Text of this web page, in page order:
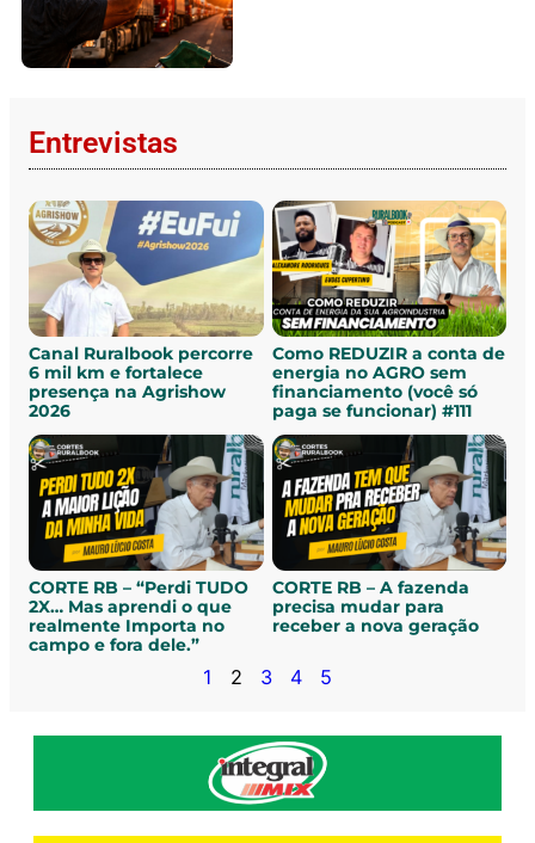
Entrevistas
Canal Ruralbook percorre
6 mil km e fortalece
presença na Agrishow
2026
Como REDUZIR a conta de
energia no AGRO sem
financiamento (você só
paga se funcionar) #111
CORTE RB – “Perdi TUDO
2X… Mas aprendi o que
realmente Importa no
campo e fora dele.”
CORTE RB – A fazenda
precisa mudar para
receber a nova geração
1 2 3 4 5